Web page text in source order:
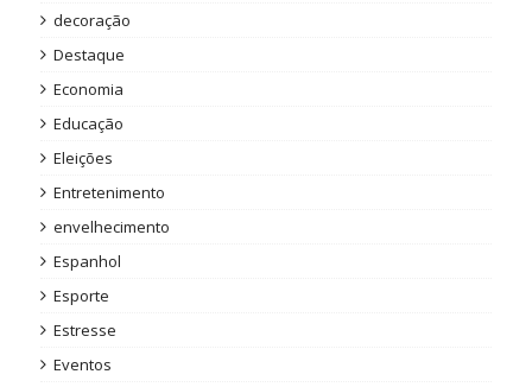
decoração
Destaque
Economia
Educação
Eleições
Entretenimento
envelhecimento
Espanhol
Esporte
Estresse
Eventos